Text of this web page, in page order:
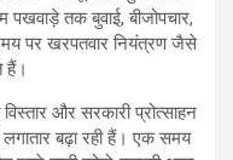
तक बुवाई, बीजोपचार,
पर खरपतवार नियंत्रण जैसे
हैं।
और सरकारी प्रोत्साहन
बढ़ा रही हैं। एक समय